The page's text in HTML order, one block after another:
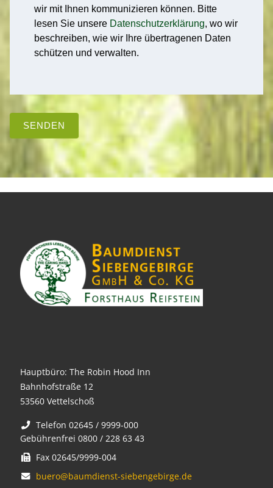
wir mit Ihnen kommunizieren können. Bitte
lesen Sie unsere Datenschutzerklärung, wo wir
beschreiben, wie wir Ihre übertragenen Daten
schützen und verwalten.
SENDEN
Hauptbüro: The Robin Hood Inn
Bahnhofstraße 12
53560 Vettelschoß
Telefon 02645 / 9999-000
Gebührenfrei 0800 / 228 63 43
Fax 02645/9999-004
buero@baumdienst-siebengebirge.de